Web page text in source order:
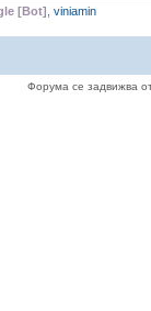
[Bot] viniamin
Форума се задвижва